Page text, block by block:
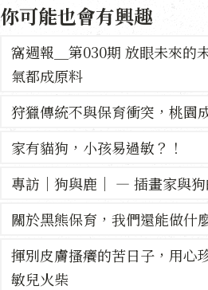
你可能也會有興趣
窩週報＿第030期 放眼未來的
氣都成原料
狩獵傳統不與保育衝突，桃園
家有貓狗，小孩易過敏？！
專訪｜狗與鹿｜ — 插畫家與
關於黑熊保育，我們還能做什
揮別皮膚搔癢的苦日子，用
敏兒火柴